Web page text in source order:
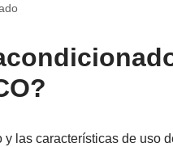
las características de uso